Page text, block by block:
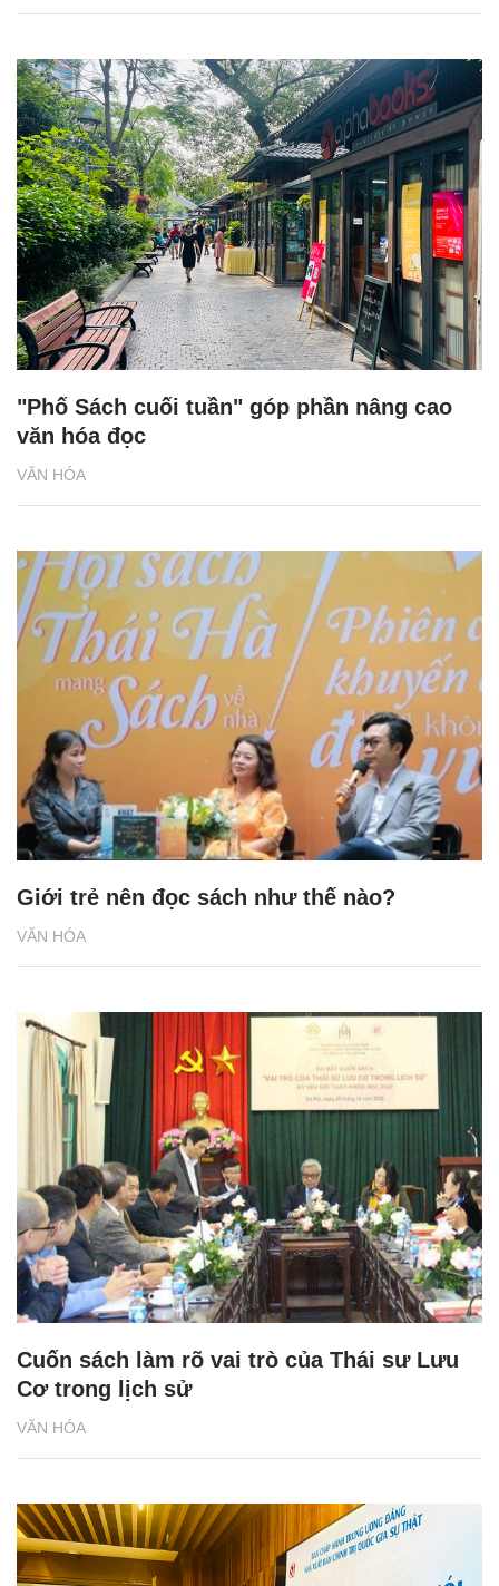
VĂN HÓA
"Phố Sách cuối tuần" góp phần nâng cao
văn hóa đọc
VĂN HÓA
Giới trẻ nên đọc sách như thế nào?
VĂN HÓA
Cuốn sách làm rõ vai trò của Thái sư Lưu
Cơ trong lịch sử